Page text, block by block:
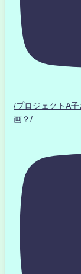
/プロジェクトA
画？/